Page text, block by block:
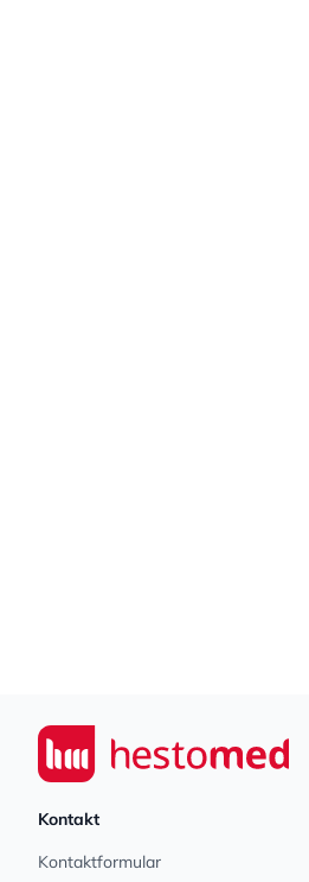
Seiwert GmbH
Kontakt
Kontaktformular